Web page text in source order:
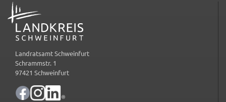
ADRESSE
Landratsamt Schweinfurt
Schrammstr. 1
97421 Schweinfurt
Funktionen werden angeboten durch YouTube, LLC
901 Cherry Ave. San Bruno, CA 94066 USA,
unterliegen also nicht dem Schutzbereich der
Hierbei wird der erweiterte Datenschutzmodus
Speicherung von Nutzerinformationen erst bei